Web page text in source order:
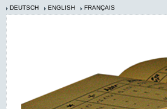
DEUTSCH ENGLISH FRANÇAIS